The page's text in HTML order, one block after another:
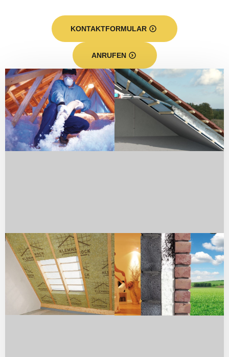
KONTAKTFORMULAR
ANRUFEN